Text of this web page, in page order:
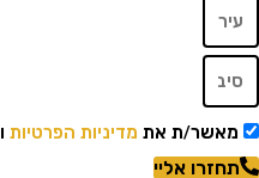
ת אתמדיניות הפרטיות
אליי